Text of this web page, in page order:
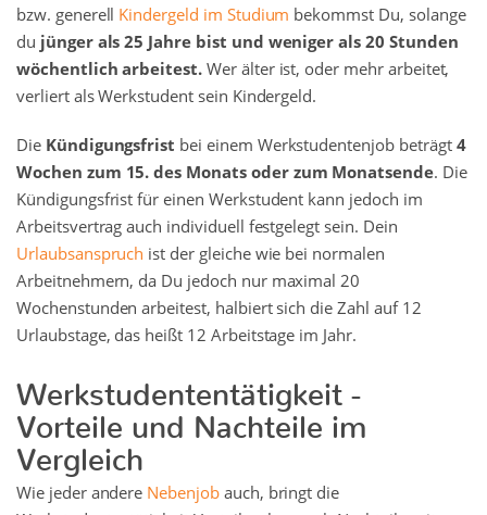
bzw. generell Kindergeld im Studium bekommst Du, solange
du jünger als 25 Jahre bist und weniger als 20 Stunden
wöchentlich arbeitest. Wer älter ist, oder mehr arbeitet,
verliert als Werkstudent sein Kindergeld.
Die Kündigungsfrist bei einem Werkstudentenjob beträgt 4
Wochen zum 15. des Monats oder zum Monatsende. Die
Kündigungsfrist für einen Werkstudent kann jedoch im
Arbeitsvertrag auch individuell festgelegt sein. Dein
Urlaubsanspruch ist der gleiche wie bei normalen
Arbeitnehmern, da Du jedoch nur maximal 20
Wochenstunden arbeitest, halbiert sich die Zahl auf 12
Urlaubstage, das heißt 12 Arbeitstage im Jahr.
Werkstudententätigkeit -
Vorteile und Nachteile im
Vergleich
Wie jeder andere Nebenjobauch, bringt die